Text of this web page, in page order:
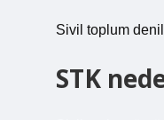
Sivil toplum
STK